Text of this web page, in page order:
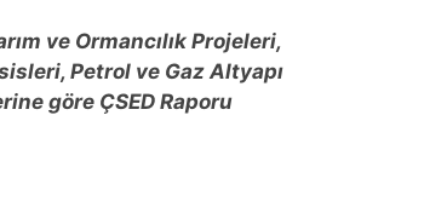
ve Ormancılık Projeleri,
Petrol ve Gaz Altyapı
göre ÇSED Raporu